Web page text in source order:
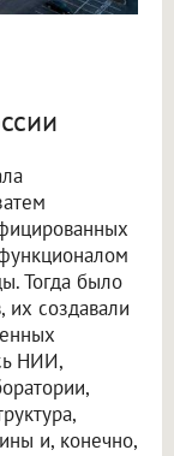
Тогда было
их создавали
НИИ,
и, конечно,